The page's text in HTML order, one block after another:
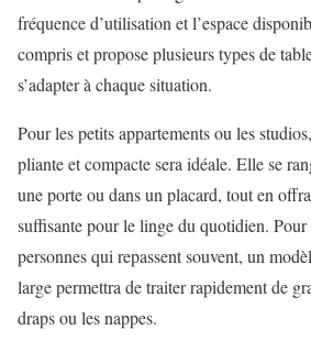
fréquence d’utilisation et l’espace
compris et propose plusieurs types de
s’adapter à chaque situation.
Pour les petits appartements ou les
pliante et compacte sera idéale. Elle se
une porte ou dans un placard, tout en
suffisante pour le linge du quotidien.
personnes qui repassent souvent, un
large permettra de traiter rapidement de
draps ou les nappes.